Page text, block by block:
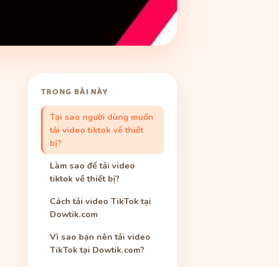
TRONG BÀI NÀY
Tại sao người dùng muốn
tải video tiktok về thiết
bị?
Làm sao để tải video
tiktok về thiết bị?
Cách tải video TikTok tại
Dowtik.com
Vì sao bạn nên tải video
TikTok tại Dowtik.com?